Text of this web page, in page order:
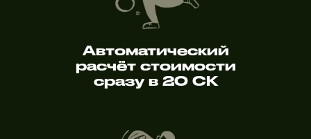
Автоматический
расчёт стоимости
сразу в 20 СК